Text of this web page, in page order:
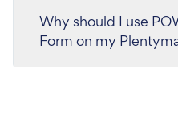
Why should I use
Form on my